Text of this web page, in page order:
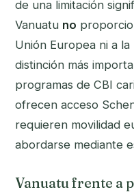
de una limitación
Vanuatu no
Unión Europea ni a
distinción más
programas de CBI
ofrecen acceso
requieren movilidad
abordarse mediante
Vanuatu frente a